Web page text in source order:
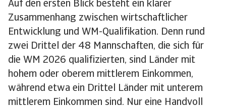
Auf den ersten Blick besteht ein klarer
Zusammenhang zwischen wirtschaftlicher
Entwicklung und WM-Qualifikation. Denn rund
zwei Drittel der 48 Mannschaften, die sich für
die WM 2026 qualifizierten, sind Länder mit
hohem oder oberem mittlerem Einkommen,
während etwa ein Drittel Länder mit unterem
mittlerem Einkommen sind. Nur eine Handvoll